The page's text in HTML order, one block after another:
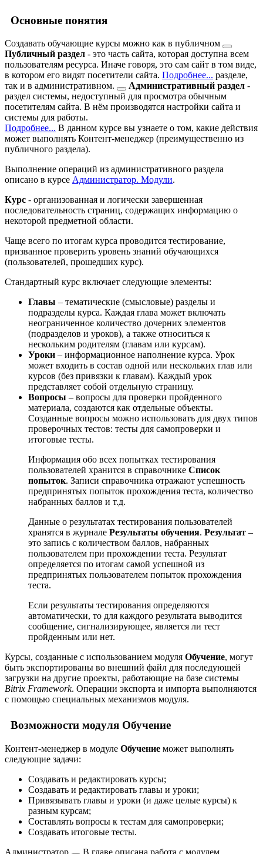
Основные понятия
Создавать обучающие курсы можно как в публичном
Публичный раздел - это часть сайта, которая доступна всем
пользователям ресурса. Иначе говоря, это сам сайт в том виде,
в котором его видят посетители сайта. Подробнее... разделе,
так и в административном. Административный раздел -
раздел системы, недоступный для просмотра обычным
посетителям сайта. В нём производятся настройки сайта и
системы для работы.
Подробнее... В данном курсе вы узнаете о том, какие действия
может выполнять Контент-менеджер (преимущественно из
публичного раздела).
Выполнение операций из административного раздела
описано в курсе Администратор. Модули.
Курс - организованная и логически завершенная
последовательность страниц, содержащих информацию о
некоторой предметной области.
Чаще всего по итогам курса проводится тестирование,
призванное проверить уровень знаний обучающихся
(пользователей, прошедших курс).
Стандартный курс включает следующие элементы:
Главы – тематические (смысловые) разделы и
подразделы курса. Каждая глава может включать
неограниченное количество дочерних элементов
(подразделов и уроков), а также относиться к
нескольким родителям (главам или курсам).
Уроки – информационное наполнение курса. Урок
может входить в состав одной или нескольких глав или
курсов (без привязки к главам). Каждый урок
представляет собой отдельную страницу.
Вопросы – вопросы для проверки пройденного
материала, создаются как отдельные объекты.
Созданные вопросы можно использовать для двух типов
проверочных тестов: тесты для самопроверки и
итоговые тесты.
Информация обо всех попытках тестирования
пользователей хранится в справочнике Список
попыток. Записи справочника отражают успешность
предпринятых попыток прохождения теста, количество
набранных баллов и т.д.
Данные о результатах тестирования пользователей
хранятся в журнале Результаты обучения. Результат –
это запись с количеством баллов, набранных
пользователем при прохождении теста. Результат
определяется по итогам самой успешной из
предпринятых пользователем попыток прохождения
теста.
Если результаты тестирования определяются
автоматически, то для каждого результата выводится
сообщение, сигнализирующее, является ли тест
пройденным или нет.
Курсы, созданные с использованием модуля Обучение, могут
быть экспортированы во внешний файл для последующей
загрузки на другие проекты, работающие на базе системы
Bitrix Framework. Операции экспорта и импорта выполняются
с помощью специальных механизмов модуля.
Возможности модуля Обучение
Контент-менеджер в модуле Обучение может выполнять
следующие задачи:
Создавать и редактировать курсы;
Создавать и редактировать главы и уроки;
Привязывать главы и уроки (и даже целые курсы) к
разным курсам;
Составлять вопросы к тестам для самопроверки;
Создавать итоговые тесты.
Администратор
В главе описана работа с модулем